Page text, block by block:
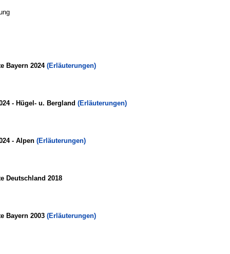
Bayern 2024 (Erläuterungen)
- Hügel- u. Bergland (Erläuterungen)
- Alpen (Erläuterungen)
Deutschland 2018
Bayern 2003 (Erläuterungen)